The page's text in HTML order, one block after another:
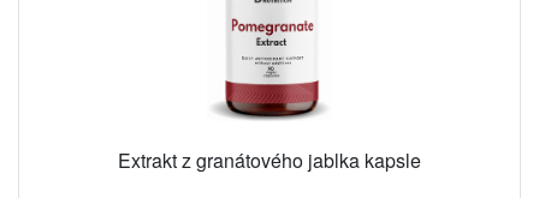
Extrakt z granátového jablka kapsle